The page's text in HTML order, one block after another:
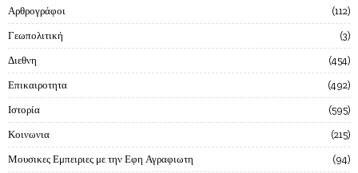
Αρθρογράφοι 112
Γεωπολιτική 3
Διεθνη 454
Επικαιροτητα 492
Ιστορία 595
Κοινωνια 215
Μουσικες Εμπειριες με την Εφη Αγραφιωτη 94